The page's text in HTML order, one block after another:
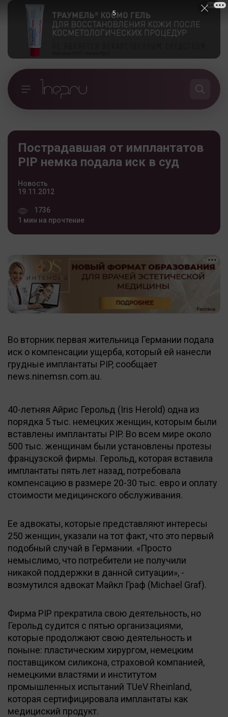
Пострадавшая от имплантатов
PIP немка подала иск в суд
Новость
19.11.2012
1736
1 мин на прочтение
Во вторник первая жительница Германии подала
иск о компенсации ущерба, который ей нанесли
грудные имплантаты PIP, сообщает
news.ninemsn.com.au.
40-летняя Айрис Герольд (Iris Herold) одна из
порядка 5 тыс. немецких женщин, которым были
вставлены имплантаты PIP. Во всем мире около
500 тыс. женщинам были установлены протезы
французской фирмы. Герольд, которая вставила
имплантаты пять лет назад, потребовала
компенсацию в размере 20-30 тыс. евро и оплату
стоимости медицинского обслуживания.
Ее адвокаты, которые представляют интересы
250 женщин, указали на тот факт, что это первый
подобный случай в Германии. «Просто
немыслимо, что потребители не получили
никакой поддержки в данной ситуации», -
возмутился адвокат Майкл Граф (Michael Graf).
Фирма PIP прекратила свою деятельность, но
Герольд судится с пятью организациями,
которые продолжают свою деятельность и
поныне: пластическим хирургом, немецким
поставщиком силикона, страховой компанией,
немецкими властями и институтом
промышленных испытаний TUeV Rheinland,
которая сертифицировала имплантаты как
медициский продукт.
5